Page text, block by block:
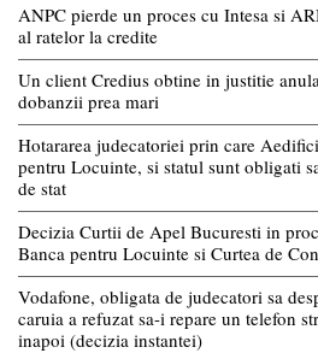
ANPC pierde un proces cu Intesa si
al ratelor la credite
Un client Credius obtine in justitie
dobanzii prea mari
Hotararea judecatoriei prin care
pentru Locuinte, si statul sunt obligati
de stat
Decizia Curtii de Apel Bucuresti in
Banca pentru Locuinte si Curtea de
Vodafone, obligata de judecatori sa
caruia a refuzat sa-i repare un telefon
inapoi (decizia instantei)